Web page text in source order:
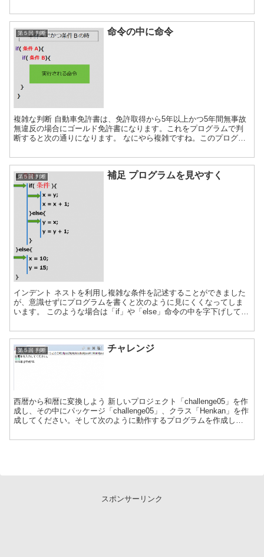
第５回 判断 命令の中に命令
複雑な判断 自動車免許書は、免許取得から5年以上かつ5年間無事故
無違反の場合にゴールド免許書になります。これをプログラムで判
断すると次の通りになります。 なにやら複雑ですね。このプログラ
第５回 判断 補足 プログラムを見やすく
インデント ネストを利用し複雑な条件を記述することができました
が、意識せずにプログラムを書くと次のように見にくくなってしま
います。 このような場合は「if」や「else」命令の中を字下げして見
第５回 判断 チャレンジ
西暦から和暦に変換しよう 新しいプロジェクト「challenge05」を作
成し、その中にパッケージ「challenge05」、クラス「Henkan」を作
成してください。そして次のように動作するプログラムを作成して
スポンサーリンク